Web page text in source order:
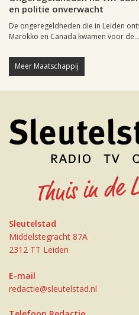
en politie onverwacht
De ongeregeldheden die in Leiden
Marokko en Canada kwamen voor de...
Meer Maatschappij
Sleutelstad
Middelstegracht 87A
2312 TT Leiden
E-mail
redactie@sleutelstad.nl